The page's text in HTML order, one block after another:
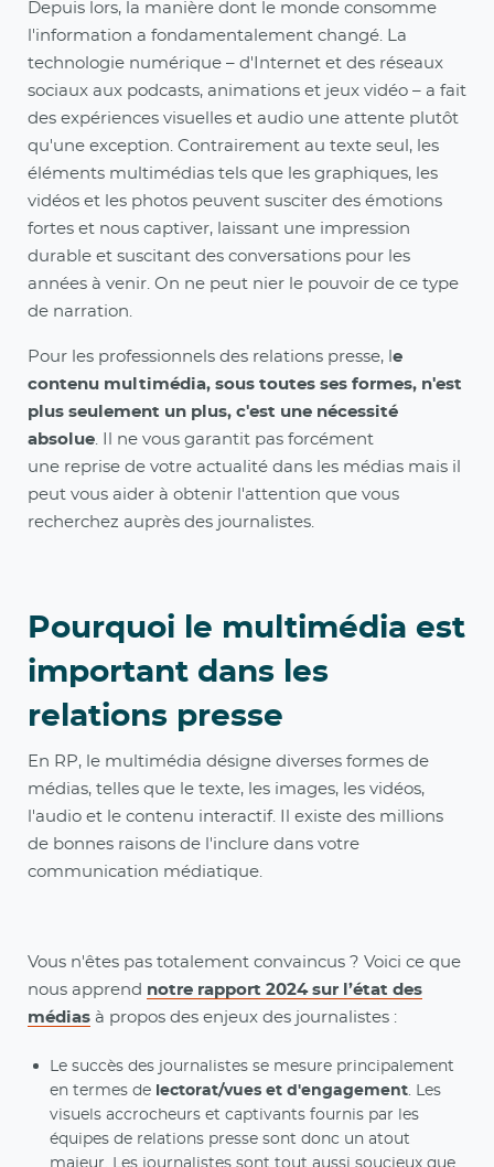
Depuis lors, la manière dont le monde consomme
l'information a fondamentalement changé. La
technologie numérique – d'Internet et des réseaux
sociaux aux podcasts, animations et jeux vidéo – a fait
des expériences visuelles et audio une attente plutôt
qu'une exception. Contrairement au texte seul, les
éléments multimédias tels que les graphiques, les
vidéos et les photos peuvent susciter des émotions
fortes et nous captiver, laissant une impression
durable et suscitant des conversations pour les
années à venir. On ne peut nier le pouvoir de ce type
de narration.
Pour les professionnels des relations presse, l e
contenu multimédia, sous toutes ses formes, n'est
plus seulement un plus, c'est une nécessité
absolue . Il ne vous garantit pas forcément
une reprise de votre actualité dans les médias mais il
peut vous aider à obtenir l'attention que vous
recherchez auprès des journalistes.
Pourquoi le multimédia est
important dans les
relations presse
En RP, le multimédia désigne diverses formes de
médias, telles que le texte, les images, les vidéos,
l'audio et le contenu interactif. Il existe des millions
de bonnes raisons de l'inclure dans votre
communication médiatique.
Vous n'êtes pas totalement convaincus ? Voici ce que
nous apprend notre rapport 2024 sur l’état des
médias à propos des enjeux des journalistes :
Le succès des journalistes se mesure principalement
en termes de lectorat/vues et d'engagement . Les
visuels accrocheurs et captivants fournis par les
équipes de relations presse sont donc un atout
majeur. Les journalistes sont tout aussi soucieux que